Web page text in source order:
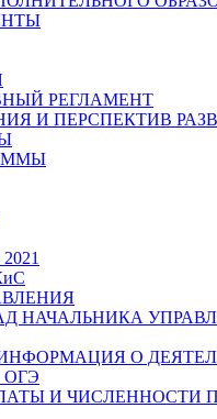
РЕГЛАМЕНТ
И ПЕРСПЕКТИВ
НАЧАЛЬНИКА
О
ОГЭ
И ЧИСЛЕННОСТИ